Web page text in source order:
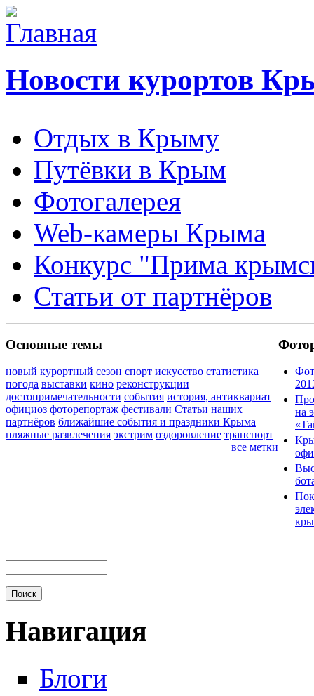
Новости курортов
Отдых в Крыму
Путёвки в Крым
Фотогалерея
Web-камеры Крыма
Конкурс "Прима
Статьи от партнёров
Основные темы
новый курортный сезон спорт искусство статистика
погода выставки кино реконструкции
достопримечательности события история, антиквариат
официоз фоторепортаж фестивали Статьи наших
партнёров ближайшие события и праздники Крыма
пляжные развлечения экстрим оздоровление транспорт
все метки
на
Навигация
Блоги